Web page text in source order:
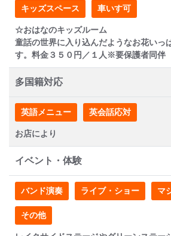
キッズスペース 車いす可
☆おはなのキッズルーム
童話の世界に入り込んだようなお花いっ
す。料金３５０円／１人※要保護者同伴
多国籍対応
英語メニュー 英会話応対
お店により
イベント・体験
バンド演奏 ライブ・ショー マ
その他